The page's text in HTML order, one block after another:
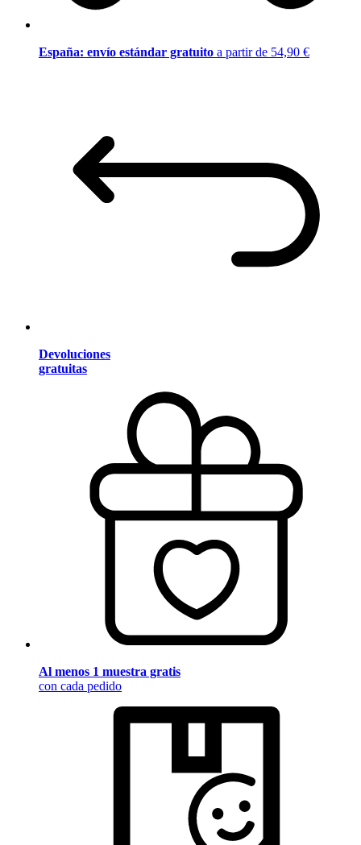
España: envío estándar gratuito a partir de 54,90 €
Devoluciones
gratuitas
Al menos 1 muestra gratis
con cada pedido